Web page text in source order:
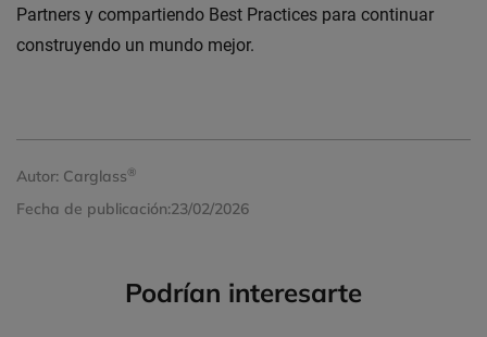
Partners y compartiendo Best Practices para continuar
construyendo un mundo mejor.
Autor: Carglass®
Fecha de publicación:23/02/2026
Podrían interesarte